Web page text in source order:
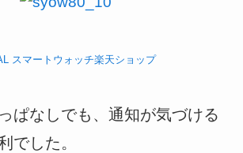
スマートウォッチ楽天ショップ
ぱなしでも、通知が気づける
でした。